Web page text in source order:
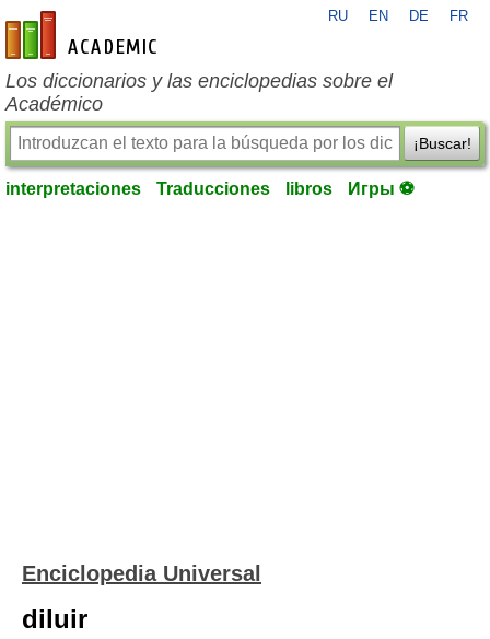
es-academic.com
RU EN DE FR
Los diccionarios y las enciclopedias sobre el
Académico
¡Buscar!
interpretaciones Traducciones libros Игры ⚽
Enciclopedia Universal
diluir